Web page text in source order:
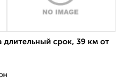
срок, 39 км от